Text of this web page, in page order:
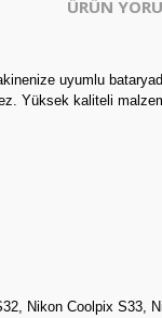
ÜRÜN
uyumlu
Yüksek kaliteli
Nikon Coolpix S33,